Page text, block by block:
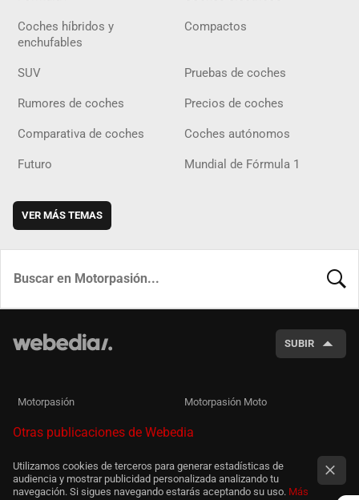
Coches híbridos y
enchufables
Compactos
SUV Pruebas de coches
Rumores de coches Precios de coches
Comparativa de coches Coches autónomos
Futuro Mundial de Fórmula 1
VER MÁS TEMAS
SUBIR
Motorpasión Motorpasión Moto
Otras publicaciones de Webedia
Utilizamos cookies de terceros para generar estadísticas de
audiencia y mostrar publicidad personalizada analizando tu
navegación. Si sigues navegando estarás aceptando su uso. Más